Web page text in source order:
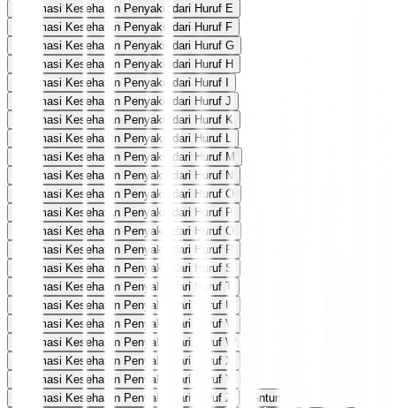
Informasi Kesehatan Penyakit dari Huruf E
Informasi Kesehatan Penyakit dari Huruf F
Informasi Kesehatan Penyakit dari Huruf G
Informasi Kesehatan Penyakit dari Huruf H
Informasi Kesehatan Penyakit dari Huruf I
Informasi Kesehatan Penyakit dari Huruf J
Informasi Kesehatan Penyakit dari Huruf K
Informasi Kesehatan Penyakit dari Huruf L
Informasi Kesehatan Penyakit dari Huruf M
Informasi Kesehatan Penyakit dari Huruf N
Informasi Kesehatan Penyakit dari Huruf O
Informasi Kesehatan Penyakit dari Huruf P
Informasi Kesehatan Penyakit dari Huruf Q
Informasi Kesehatan Penyakit dari Huruf R
Informasi Kesehatan Penyakit dari Huruf S
Informasi Kesehatan Penyakit dari Huruf T
Informasi Kesehatan Penyakit dari Huruf U
Informasi Kesehatan Penyakit dari Huruf V
Informasi Kesehatan Penyakit dari Huruf W
Informasi Kesehatan Penyakit dari Huruf X
Informasi Kesehatan Penyakit dari Huruf Y
Informasi Kesehatan Penyakit dari Huruf Z
Jantung